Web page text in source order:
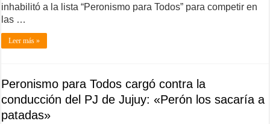
inhabilitó a la lista “Peronismo para Todos” para competir en
las …
Leer más »
Peronismo para Todos cargó contra la
conducción del PJ de Jujuy: «Perón los sacaría a
patadas»